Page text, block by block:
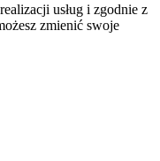
usług i zgodnie z
zmienić swoje